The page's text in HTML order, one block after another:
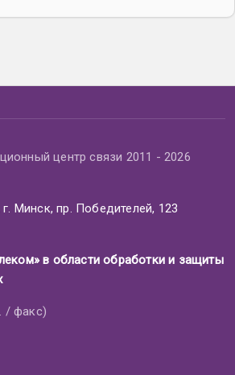
центр связи 2011 - 2026
Минск, пр. Победителей, 123
в области обработки и защиты
/ факс)